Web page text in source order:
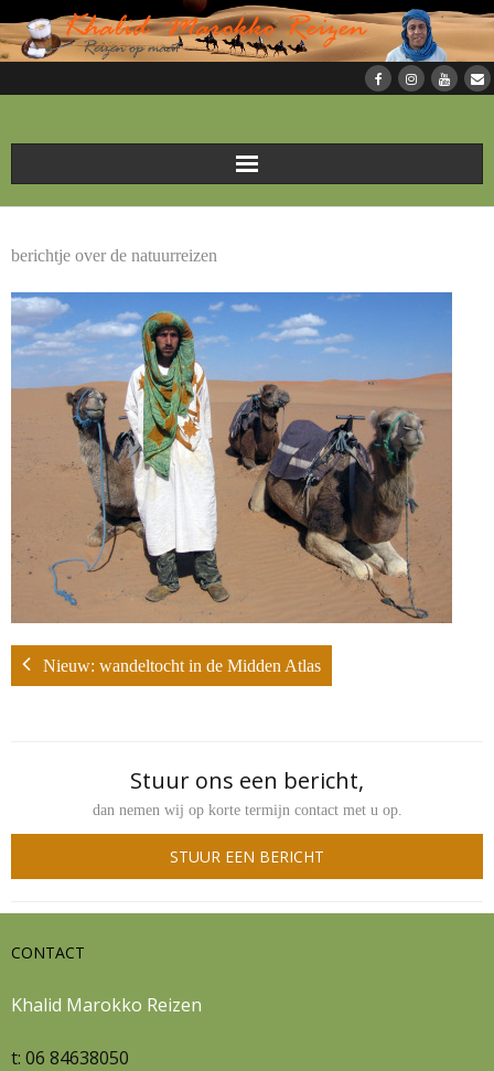
Home
Soorten reizen
Reizen in Marokko
Over Marokko
Foto’s
Over KMR
Contact
berichtje over de natuurreizen
Nieuw: wandeltocht in de Midden Atlas
Stuur ons een bericht,
dan nemen wij op korte termijn contact met u op.
STUUR EEN BERICHT
CONTACT
Khalid Marokko Reizen
t: 06 84638050